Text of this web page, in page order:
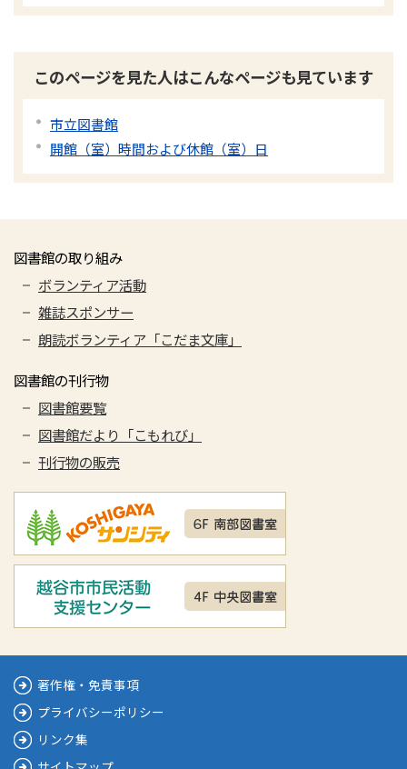
このページを見た人はこんなページも見ています
市立図書館
開館（室）時間および休館（室）日
図書館の取り組み
ボランティア活動
雑誌スポンサー
朗読ボランティア「こだま文庫」
図書館の刊行物
図書館要覧
図書館だより「こもれび」
刊行物の販売
著作権・免責事項
プライバシーポリシー
リンク集